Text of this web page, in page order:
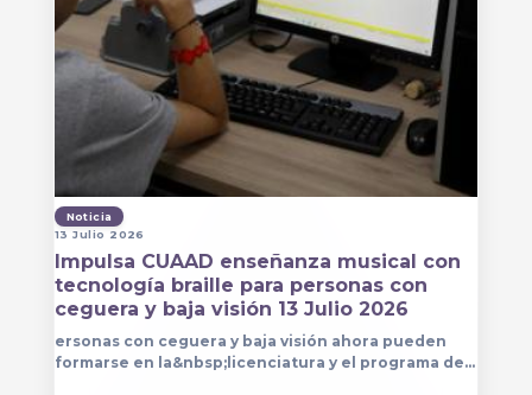
Noticia
13 Julio 2026
Impulsa CUAAD enseñanza musical con
tecnología braille para personas con
ceguera y baja visión 13 Julio 2026
ersonas con ceguera y baja visión ahora pueden
formarse en la&nbsp;licenciatura y el programa de